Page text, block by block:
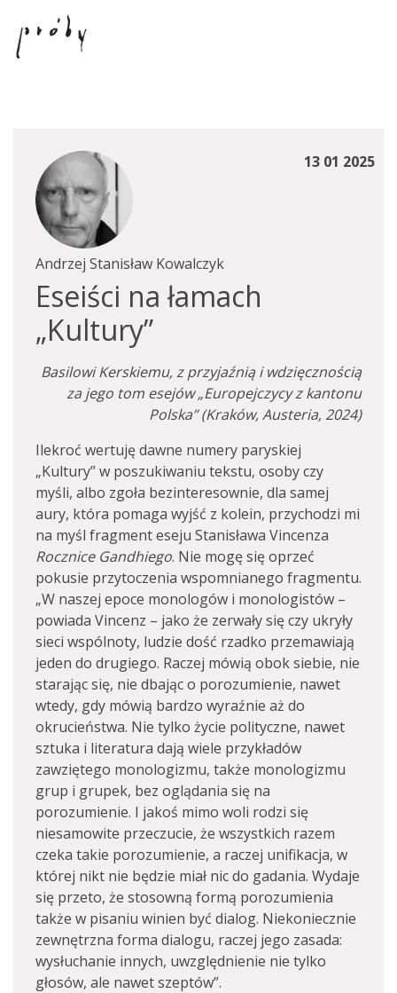
13 01 2025
Andrzej Stanisław Kowalczyk
Eseiści na łamach
„Kultury”
Basilowi Kerskiemu, z przyjaźnią i wdzięcznością
za jego tom esejów „Europejczycy z kantonu
Polska” (Kraków, Austeria, 2024)
Ilekroć wertuję dawne numery paryskiej
„Kultury” w poszukiwaniu tekstu, osoby czy
myśli, albo zgoła bezinteresownie, dla samej
aury, która pomaga wyjść z kolein, przychodzi mi
na myśl fragment eseju Stanisława Vincenza
Rocznice Gandhiego. Nie mogę się oprzeć
pokusie przytoczenia wspomnianego fragmentu.
„W naszej epoce monologów i monologistów –
powiada Vincenz – jako że zerwały się czy ukryły
sieci wspólnoty, ludzie dość rzadko przemawiają
jeden do drugiego. Raczej mówią obok siebie, nie
starając się, nie dbając o porozumienie, nawet
wtedy, gdy mówią bardzo wyraźnie aż do
okrucieństwa. Nie tylko życie polityczne, nawet
sztuka i literatura dają wiele przykładów
zawziętego monologizmu, także monologizmu
grup i grupek, bez oglądania się na
porozumienie. I jakoś mimo woli rodzi się
niesamowite przeczucie, że wszystkich razem
czeka takie porozumienie, a raczej unifikacja, w
której nikt nie będzie miał nic do gadania. Wydaje
się przeto, że stosowną formą porozumienia
także w pisaniu winien być dialog. Niekoniecznie
zewnętrzna forma dialogu, raczej jego zasada:
wysłuchanie innych, uwzględnienie nie tylko
głosów, ale nawet szeptów”.